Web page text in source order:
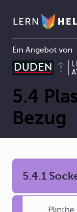
Ein Angebot von
Kunst 5
5.4
Bezug
5.4.1
Plinthe